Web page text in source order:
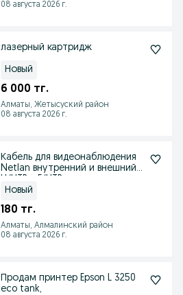
08 августа 2026 г.
лазерный картридж
Новый
6 000 тг.
Алматы, Жетысуский район
08 августа 2026 г.
Кабель для видеонаблюдения
Netlan внутренний и внешний
Новый
180 тг.
Алматы, Алмалинский район
08 августа 2026 г.
Продам принтер Epson L 3250
eco tank,